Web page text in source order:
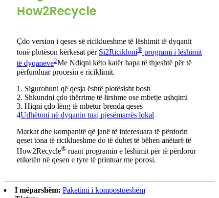
How2Recycle
Çdo version i qeses së riciklueshme të lëshimit të dyqanit
tonë plotëson kërkesat për Si2Ricikloni® programi i lëshimit
të dyqaneve2Me Ndiqni këto katër hapa të thjeshtë për të
përfunduar procesin e riciklimit.
1. Sigurohuni që qesja është plotësisht bosh
2. Shkundni çdo thërrime të lirshme ose mbetje ushqimi
3. Hiqni çdo lëng të mbetur brenda qeses
4Udhëtoni në dyqanin tuaj pjesëmarrës lokal
Markat dhe kompanitë që janë të interesuara të përdorin
qeset tona të riciklueshme do të duhet të bëhen anëtarë të
How2Recycle® ruani programin e lëshimit për të përdorur
etiketën në qesen e tyre të printuar me porosi.
I mëparshëm: Paketimi i kompostueshëm